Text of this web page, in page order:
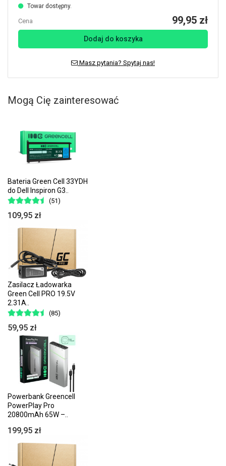
Towar dostępny.
Cena 99,95 zł
Dodaj do koszyka
Masz pytania? Spytaj nas!
Mogą Cię zainteresować
Bateria Green Cell 33YDH
do Dell Inspiron G3..
(51)
109,95 zł
Zasilacz Ładowarka
Green Cell PRO 19.5V
2.31A..
(85)
59,95 zł
Powerbank Greencell
PowerPlay Pro
20800mAh 65W –..
199,95 zł